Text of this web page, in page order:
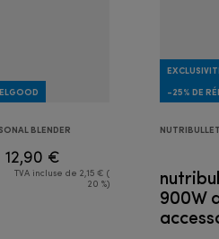
BLENDER
12,90 €
TVA incluse de 2,15 € (
20 %)
-25% DE
900W